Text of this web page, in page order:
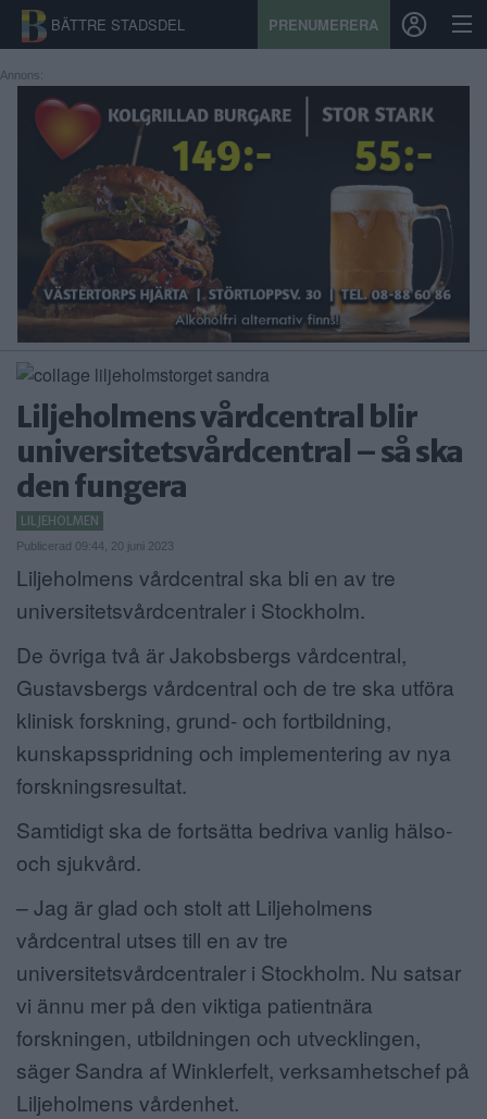
BÄTTRE STADSDEL PRENUMERERA
START
STADSDEL
PRENUMERATION
SPORT
ÅSIKTER
KALENDER
KONTAKT
SAMARBETEN
ANNONSERA
NÄRINGSLIV
MER
Annons:
Liljeholmens vårdcentral blir
universitetsvårdcentral – så ska
den fungera
LILJEHOLMEN
Publicerad 09:44, 20 juni 2023
Liljeholmens vårdcentral ska bli en av tre
universitetsvårdcentraler i Stockholm.
De övriga två är Jakobsbergs vårdcentral,
Gustavsbergs vårdcentral och de tre ska utföra
klinisk forskning, grund- och fortbildning,
kunskapsspridning och implementering av nya
forskningsresultat.
Samtidigt ska de fortsätta bedriva vanlig hälso-
och sjukvård.
– Jag är glad och stolt att Liljeholmens
vårdcentral utses till en av tre
universitetsvårdcentraler i Stockholm. Nu satsar
vi ännu mer på den viktiga patientnära
forskningen, utbildningen och utvecklingen,
säger Sandra af Winklerfelt, verksamhetschef på
Liljeholmens vårdenhet.